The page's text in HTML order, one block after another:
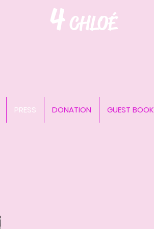
4CHLOÉ
PRESS DONATION GUEST BOOK